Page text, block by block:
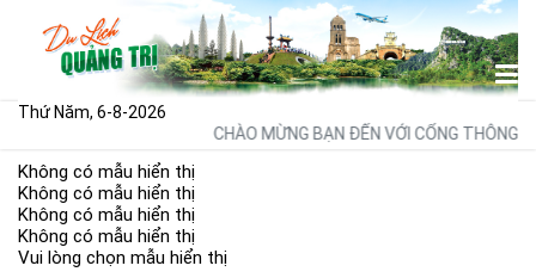
Thứ Năm, 6-8-2026
CHÀO MỪNG BẠN ĐẾN VỚI CỔNG THÔNG
Không có mẫu hiển thị
Không có mẫu hiển thị
Không có mẫu hiển thị
Không có mẫu hiển thị
Vui lòng chọn mẫu hiển thị